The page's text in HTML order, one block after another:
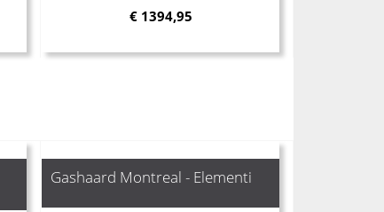
€ 1394,95
Gashaard Montreal - Elementi